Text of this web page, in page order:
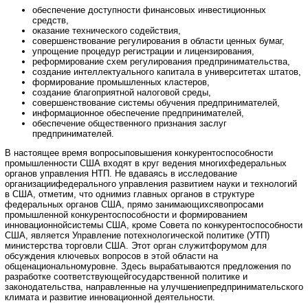
обеспечение доступности финансовых инвестиционных
средств,
оказание технического содействия,
совершенствование регулирования в области ценных бумаг,
упрощение процедур регистрации и лицензирования,
реформирование схем регулирования предпринимательства,
создание интеллектуального капитала в университетах штатов,
формирование промышленных кластеров,
создание благоприятной налоговой среды,
совершенствование системы обучения предпринимателей,
информационное обеспечение предпринимателей,
обеспечение общественного признания заслуг
предпринимателей.
В настоящее время вопросыповышения конкурентоспособности
промышленности США входят в круг ведения многихфедеральных
органов управления НТП. Не вдаваясь в исследование
организациифедерального управления развитием науки и технологий
в США, отметим, что однимиз главных органов в структуре
федеральных органов США, прямо занимающихсявопросами
промышленной конкурентоспособности и формированием
инновационнойсистемы США, кроме Совета по конкурентоспособности
США, является Управление потехнологической политике (УТП)
министерства торговли США. Этот орган служитфорумом для
обсуждения ключевых вопросов в этой области на
общенациональномуровне. Здесь вырабатываются предложения по
разработке соответствующейгосударственной политике и
законодательства, направленные на улучшениепредпринимательского
климата и развитие инновационной деятельности.